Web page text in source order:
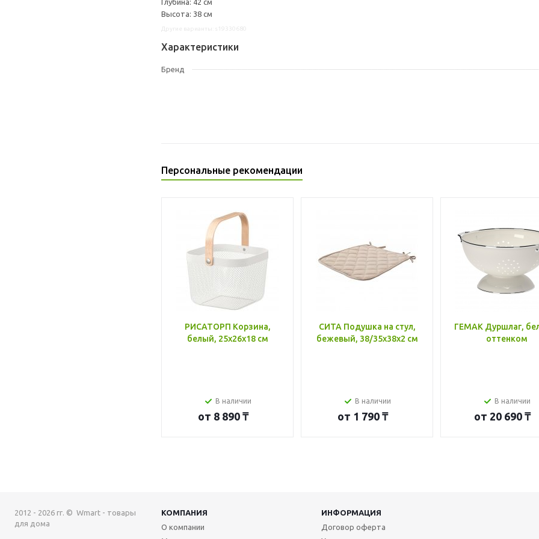
Глубина: 42 см
Высота: 38 см
Характеристики
Бренд
Персональные рекомендации
РИСАТОРП Корзина,
белый, 25x26x18 см
В наличии
от 8 890 ₸
СИТА Подушка на стул,
бежевый, 38/35x38x2 см
В наличии
от 1 790 ₸
ГЕМАК Дуршлаг,
оттенком
В наличии
от 20 690 ₸
2012 - 2026 гг. © Wmart - товары
для дома
КОМПАНИЯ
ИНФОРМАЦИЯ
О компании
Договор оферта